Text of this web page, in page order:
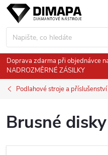
Přejít
obsah
Doprava zdarma při objednávce
NADROZMĚRNÉ ZÁSILKY
Podlahové stroje a příslušenství
Brusné disky